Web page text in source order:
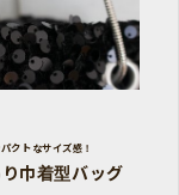
イ
クトなサイズ感！
巾着型バッグ